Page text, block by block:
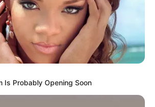
CARGAR MÁS
Is Probably Opening Soon